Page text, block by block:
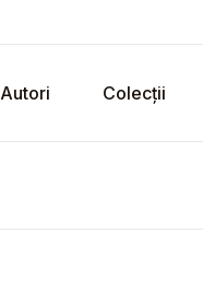
Autori Colecții